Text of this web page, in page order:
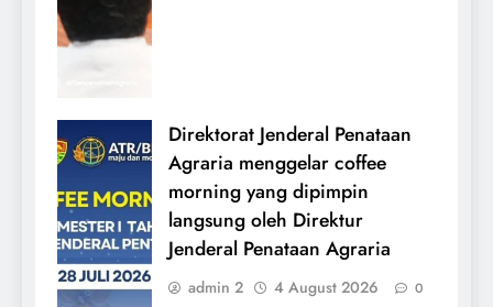
Direktorat Jenderal Penataan
Agraria menggelar coffee
morning yang dipimpin
langsung oleh Direktur
Jenderal Penataan Agraria
admin 2 4 August 2026 0